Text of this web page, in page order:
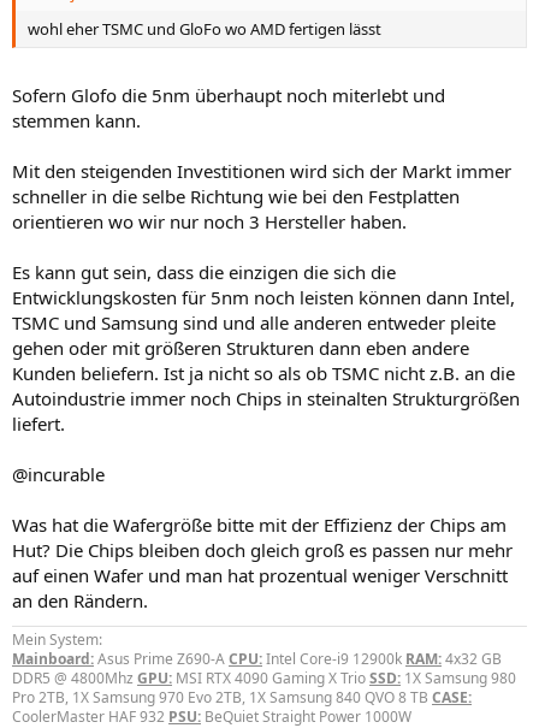
wohl eher TSMC und GloFo wo AMD fertigen lässt
Sofern Glofo die 5nm überhaupt noch miterlebt und
stemmen kann.
Mit den steigenden Investitionen wird sich der Markt immer
schneller in die selbe Richtung wie bei den Festplatten
orientieren wo wir nur noch 3 Hersteller haben.
Es kann gut sein, dass die einzigen die sich die
Entwicklungskosten für 5nm noch leisten können dann Intel,
TSMC und Samsung sind und alle anderen entweder pleite
gehen oder mit größeren Strukturen dann eben andere
Kunden beliefern. Ist ja nicht so als ob TSMC nicht z.B. an die
Autoindustrie immer noch Chips in steinalten Strukturgrößen
liefert.
@incurable
Was hat die Wafergröße bitte mit der Effizienz der Chips am
Hut? Die Chips bleiben doch gleich groß es passen nur mehr
auf einen Wafer und man hat prozentual weniger Verschnitt
an den Rändern.
Mein System:
Mainboard:Asus Prime Z690-ACPU:Intel Core-i9 12900k RAM:4x32 GB
DDR5 @ 4800Mhz GPU: MSI RTX 4090 Gaming X TrioSSD: 1X Samsung 980
Pro 2TB, 1X Samsung 970 Evo 2TB, 1X Samsung 840 QVO 8 TB CASE:
CoolerMaster HAF 932 PSU: BeQuiet Straight Power 1000W